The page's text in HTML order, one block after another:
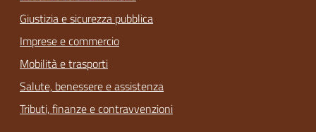
Giustizia e sicurezza pubblica
Imprese e commercio
Mobilità e trasporti
Salute, benessere e assistenza
Tributi, finanze e contravvenzioni